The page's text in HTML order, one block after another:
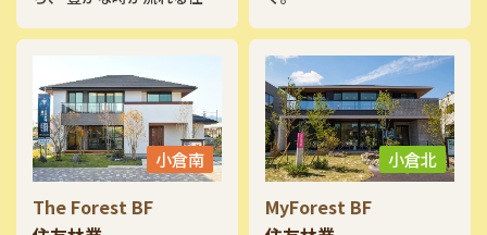
小倉南
The Forest BF
小倉北
MyForest BF